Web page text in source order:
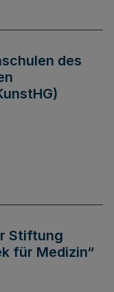
des
Stiftung
für Medizin“